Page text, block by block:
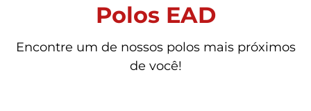
Polos EAD
Encontre um de nossos polos mais próximos
de você!